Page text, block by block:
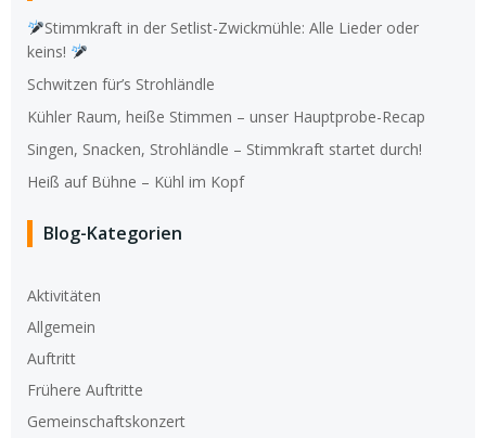
Stimmkraft in der Setlist-Zwickmühle: Alle Lieder oder
keins!
Schwitzen für’s Strohländle
Kühler Raum, heiße Stimmen – unser Hauptprobe-Recap
Singen, Snacken, Strohländle – Stimmkraft startet durch!
Heiß auf Bühne – Kühl im Kopf
Blog-Kategorien
Aktivitäten
Allgemein
Auftritt
Frühere Auftritte
Gemeinschaftskonzert